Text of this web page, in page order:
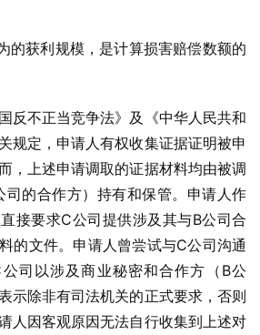
的获利规模，是计算损害赔偿数额的
反不正当竞争法》及《中华人民共和
规定，申请人有权收集证据证明被申
，上述申请调取的证据材料均由被调
司的合作方）持有和保管。申请人作
接要求C公司提供涉及其与B公司合
的文件。申请人曾尝试与C公司沟通
司以涉及商业秘密和合作方（B公
示除非有司法机关的正式要求，否则
人因客观原因无法自行收集到上述对